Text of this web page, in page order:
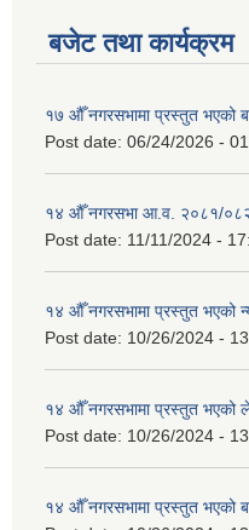
बजेट तथा कार्यक्रम
१७ औँ नगरसभामा प्रस्तुत भएको
Post date: 06/24/2026 -
१४ औँ नगरसभा आ.व. २०८१/
Post date: 11/11/2024 -
१४ औँ नगरसभामा प्रस्तुत भएको
Post date: 10/26/2024 -
१४ औँ नगरसभामा प्रस्तुत भएको
Post date: 10/26/2024 -
१४ औँ नगरसभामा प्रस्तुत भएको